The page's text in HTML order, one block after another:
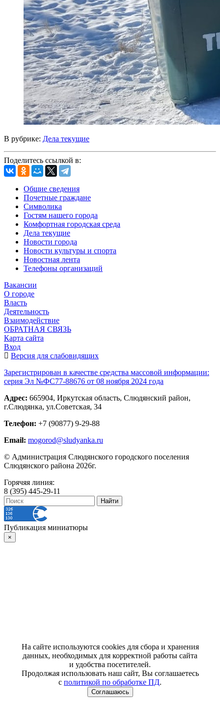
В рубрике: Дела текущие
Поделитесь ссылкой в:
Общие сведения
Почетные граждане
Символика
Гостям нашего города
Комфортная городская среда
Дела текущие
Новости города
Новости культуры и спорта
Новостная лента
Телефоны организаций
Вакансии
О городе
Власть
Деятельность
Взаимодействие
ОБРАТНАЯ СВЯЗЬ
Карта сайта
Вход
Версия для слабовидящих
Зарегистрирован в качестве средства массовой информации:
серия Эл №ФС77-88676 от 08 ноября 2024 года
Адрес: 665904, Иркутская область, Слюдянский район,
г.Слюдянка, ул.Советская, 34
Телефон: +7 (90877) 9-29-88
Email: mogorod@sludyanka.ru
© Администрация Слюдянского городского поселения
Слюдянского района 2026г.
Горячяя линия:
8 (395) 445-29-11
Публикация миниатюры
×
На сайте используются cookies для сбора и хранения
данных, необходимых для корректной работы сайта
и удобства посетителей.
Продолжая использовать наш сайт, Вы соглашаетесь
с политикой по обработке ПД.
Соглашаюсь